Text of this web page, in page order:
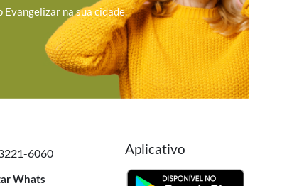
na sua cidade.
6060
Whats
Aplicativo